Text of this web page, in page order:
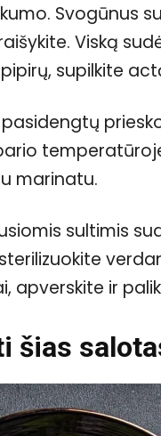
Svogūnus
Viską
supilkite
marinatu.
sultimis
apverskite ir
šias